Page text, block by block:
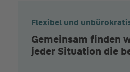
Flexibel und
Gemeinsam finden
jeder Situation die